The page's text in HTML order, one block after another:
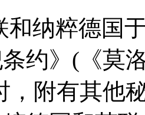
和纳粹德国
约》(《莫
，附有其他